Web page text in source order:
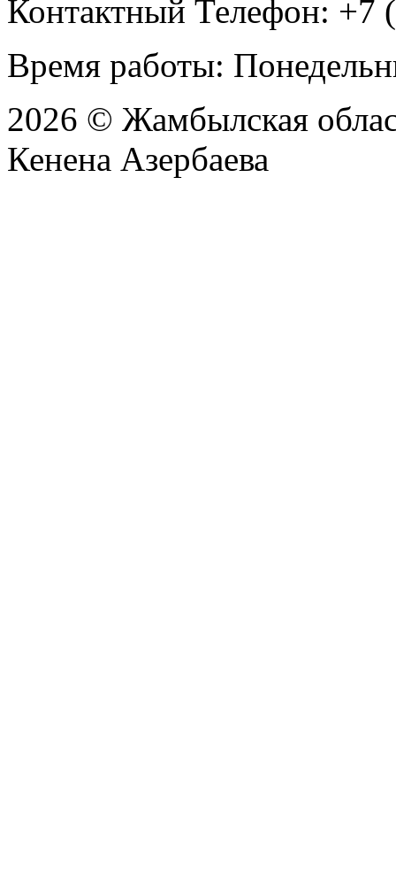
Контактный Телефон: +7
Время работы:
2026 © Жамбылская
Кенена Азербаева